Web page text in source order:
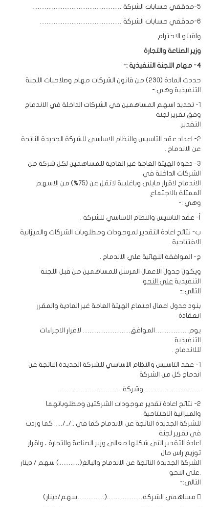
5-مدققي حسابات الشركة …………………………………
6-مدققي حسابات الشركة ………………………………
واقبلو الاحترام
وزير الصناعة والتجارة
4- مهام اللجنة التنفيذية :-
حددت المادة (230) من قانون الشركات مهام وصلاحيات اللجنة
التنفيذية وهي:-
1- تحديد اسهم المساهمين في الشركات الداخلة في الاندماج
وفق تقرير لجنة
التقدير.
2- اعداد عقد التاسيس والنظام الاساسي للشركة الجديدة الناتجة
عن الاندماج .
3- دعوة الهيئة العامة غير العادية للمساهمين لكل شركة من
الشركات الداخلة في
الاندماج لاقرار مايلى وباغلبية لاتقل عن (75%) من الاسهم
الممثلة بالاجتماع
وهي :-
أ‌- عقد التاسيس والنظام الاساسي للشركة .
ب‌- نتائج اعادة التقدير لموجودات ومطلوبات الشركات والميزانية
الافتتاحية .
ج- الموافقة النهائية علي الاندماج .
ويكون جدول الاعمال المرسل للمساهمين من قبل اللجنة
التنفيذية علي النحو
التالي:-
بنود جدول اعمال اجتماع الهيئة العامة غير العادية والمقرر
انعقادة
يوم……………الموافق………………… لاقرار الاجراءات
التنفيذية
لللاندماج .
1- عقد التاسيس والنظام الاساسي للشركة الجديدة الناتجة عن
اندماج كل من الشركة
……………………..وشركة ……………………….
2- نتائج اعادة تقدير موجودات الشركتين ومطلوباتهما
والميزانية الافتتاحية
للشركة الجديدة الناتجة عن الاندماج كما في ../../…. كما وردت
في تقرير لجنة
اعادة التقدير التى شكلها معالى وزير الصناعة والتجارة ، واقرار
توزيع راس مال
الشركة الجديدة الناتجة عن الاندماج والبالغ(………) سهم / دينار
.على النحو
التالى:-
 مساهمي الشركه…………….(…………سهم/دينار)